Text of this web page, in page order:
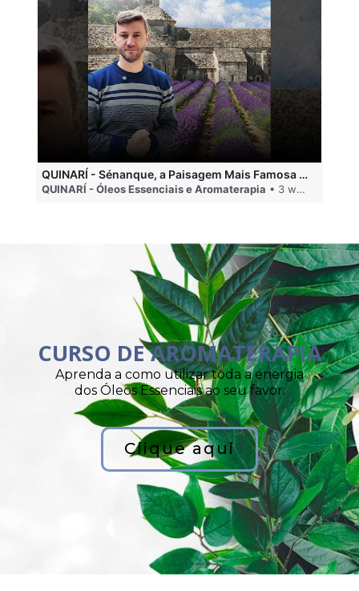
QUINARÍ - Sénanque, a Paisagem Mais Famosa da Aromaterapia
QUINARÍ - Óleos Essenciais e Aromaterapia • 3 weeks ago
CURSO DE AROMATERAPIA
Aprenda a como utilizar toda a energia
dos Óleos Essenciais ao seu favor.
Clique aqui